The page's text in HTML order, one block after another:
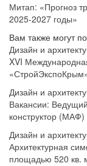
Митап: «Прогноз
2025-2027 годы»
Вам также могут
Дизайн и
XVI
Дизайн и
Вакансии:
конструктор
Дизайн и
Архитектурная
площадью 520 кв.